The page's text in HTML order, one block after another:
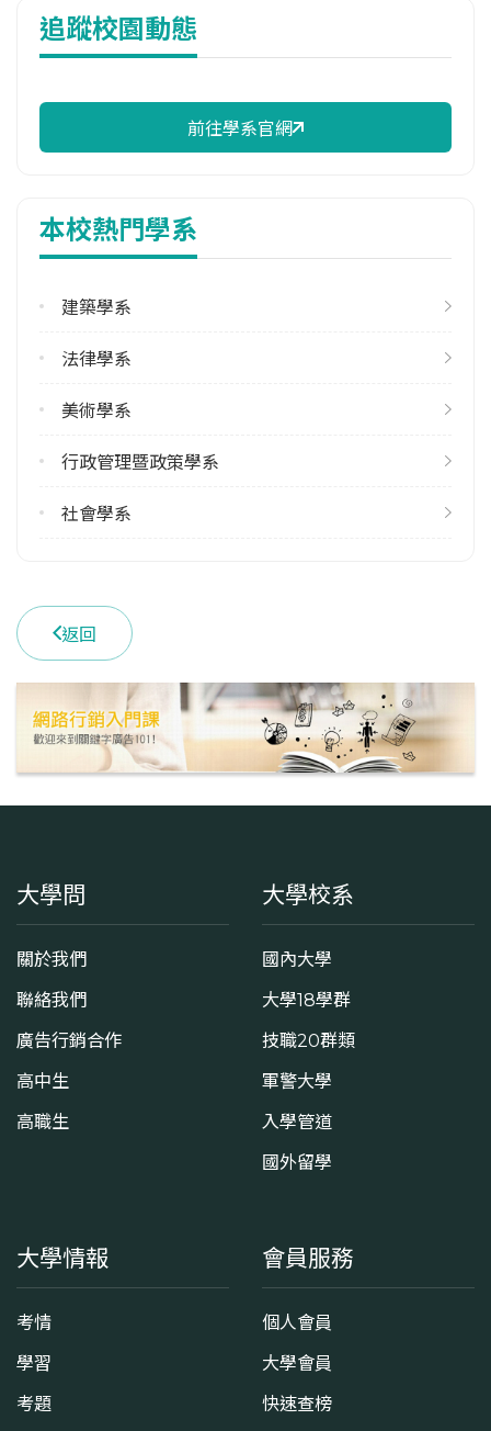
98.11%
校際選課人數
113學年度下學期
修輔系人數
113學年度上學期
41
雙主修人數
113學年度下學期
(04)23590121 #31400
學系地址
臺中市西屯區臺灣大道四段1727號
追蹤校園動態
前往學系官網
本校熱門學系
建築學系
法律學系
美術學系
行政管理暨政策學系
社會學系
返回
大學問
關於我們
聯絡我們
廣告行銷合作
高中生
高職生
大學校系
國內大學
大學18學群
技職20群類
軍警大學
入學管道
國外留學
大學情報
考情
學習
考題
會員服務
個人會員
大學會員
快速查榜